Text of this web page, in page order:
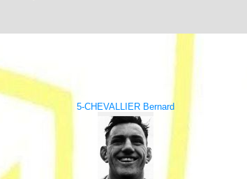
5-CHEVALLIER Bernard